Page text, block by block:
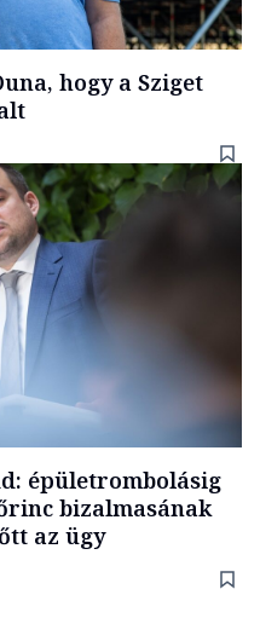
hogy a Sziget
épületrombolásig
bizalmasának
az ügy